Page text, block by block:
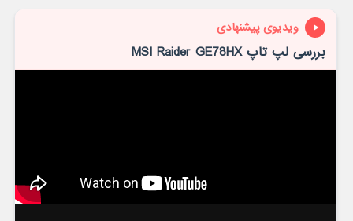
ویدیوی پیشنهادی
بررسی لپ تاپ MSI Raider GE78HX